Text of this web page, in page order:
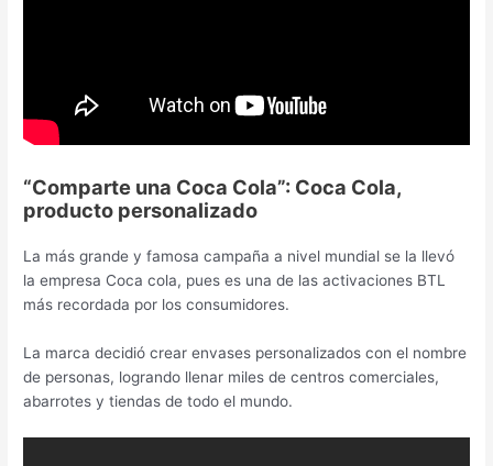
“Comparte una Coca Cola”: Coca Cola,
producto personalizado
La más grande y famosa campaña a nivel mundial se la llevó
la empresa Coca cola, pues es una de las activaciones BTL
más recordada por los consumidores.
La marca decidió crear envases personalizados con el nombre
de personas, logrando llenar miles de centros comerciales,
abarrotes y tiendas de todo el mundo.